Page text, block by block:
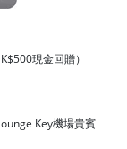
現金回贈）
Key機場貴賓